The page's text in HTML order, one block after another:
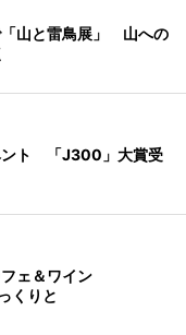
「山と雷鳥展」 山への
ント 「J300」大賞受
ェ＆ワイン
くりと